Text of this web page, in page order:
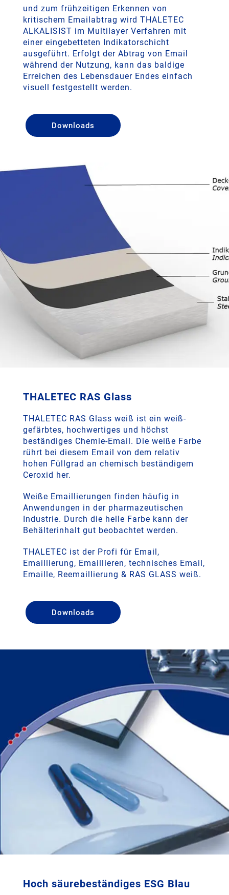
und zum frühzeitigen Erkennen von
kritischem Emailabtrag wird THALETEC
ALKALISIST im Multilayer Verfahren mit
einer eingebetteten Indikatorschicht
ausgeführt. Erfolgt der Abtrag von Email
während der Nutzung, kann das baldige
Erreichen des Lebensdauer Endes einfach
visuell festgestellt werden.
Downloads
THALETEC RAS Glass
THALETEC RAS Glass weiß ist ein weiß-
gefärbtes, hochwertiges und höchst
beständiges Chemie-Email. Die weiße Farbe
rührt bei diesem Email von dem relativ
hohen Füllgrad an chemisch beständigem
Ceroxid her.
Weiße Emaillierungen finden häufig in
Anwendungen in der pharmazeutischen
Industrie. Durch die helle Farbe kann der
Behälterinhalt gut beobachtet werden.
THALETEC ist der Profi für Email,
Emaillierung, Emaillieren, technisches Email,
Emaille, Reemaillierung & RAS GLASS weiß.
Downloads
Hoch säurebeständiges ESG Blau